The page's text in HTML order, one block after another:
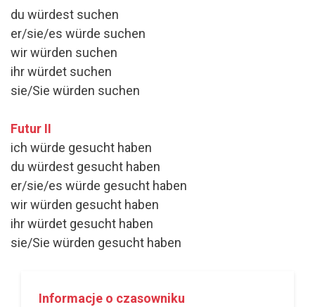
du würdest suchen
er/sie/es würde suchen
wir würden suchen
ihr würdet suchen
sie/Sie würden suchen
Futur II
ich würde gesucht haben
du würdest gesucht haben
er/sie/es würde gesucht haben
wir würden gesucht haben
ihr würdet gesucht haben
sie/Sie würden gesucht haben
Informacje o czasowniku